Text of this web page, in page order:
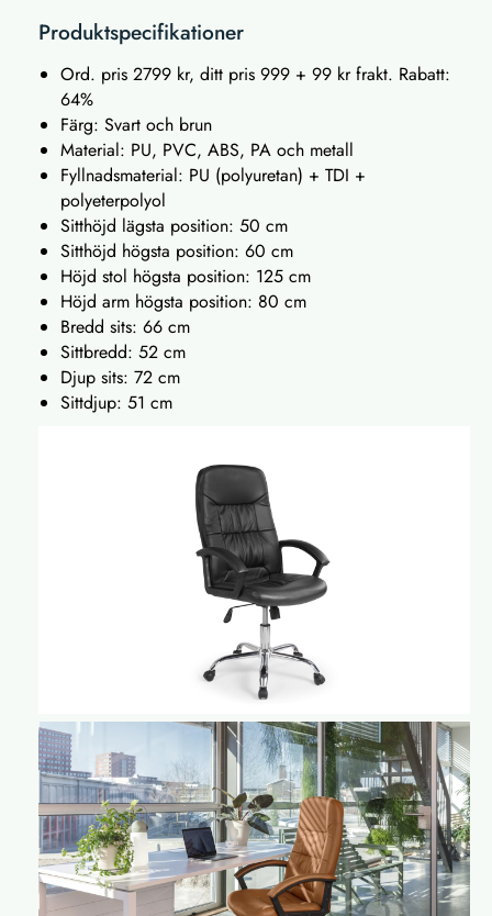
Produktspecifikationer
Ord. pris 2799 kr, ditt pris 999 + 99 kr frakt. Rabatt:
64%
Färg: Svart och brun
Material: PU, PVC, ABS, PA och metall
Fyllnadsmaterial: PU (polyuretan) + TDI +
polyeterpolyol
Sitthöjd lägsta position: 50 cm
Sitthöjd högsta position: 60 cm
Höjd stol högsta position: 125 cm
Höjd arm högsta position: 80 cm
Bredd sits: 66 cm
Sittbredd: 52 cm
Djup sits: 72 cm
Sittdjup: 51 cm